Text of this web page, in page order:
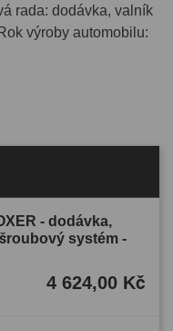
rada: dodávka, valník
výroby automobilu:
- dodávka,
systém -
4 624,00 Kč